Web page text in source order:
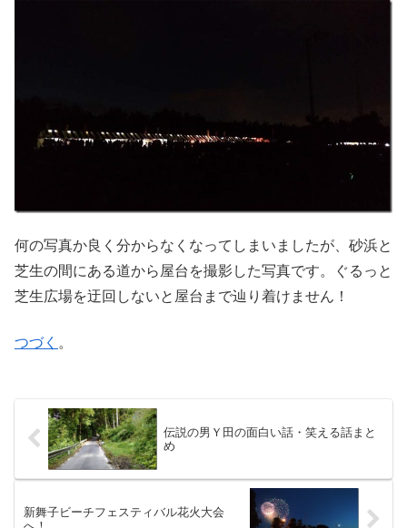
何の写真か良く分からなくなってしまいましたが、砂浜と
芝生の間にある道から屋台を撮影した写真です。ぐるっと
芝生広場を迂回しないと屋台まで辿り着けません！
つづく 。
伝説の男Ｙ田の面白い話・笑える話まと
め
新舞子ビーチフェスティバル花火大会